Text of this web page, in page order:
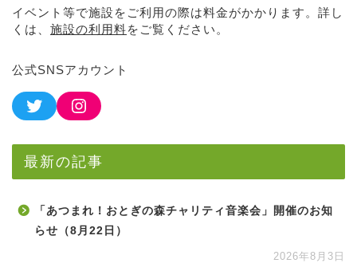
イベント等で施設をご利用の際は料金がかかります。詳し
くは、 施設の利用料をご覧ください。
公式SNSアカウント
最新の記事
「あつまれ！おとぎの森チャリティ音楽会」開催のお知
らせ（8月22日）
2026年8月3日